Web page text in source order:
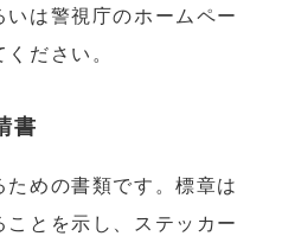
は警視庁のホームペー
ださい。
書
めの書類です。標章は
とを示し、ステッカー